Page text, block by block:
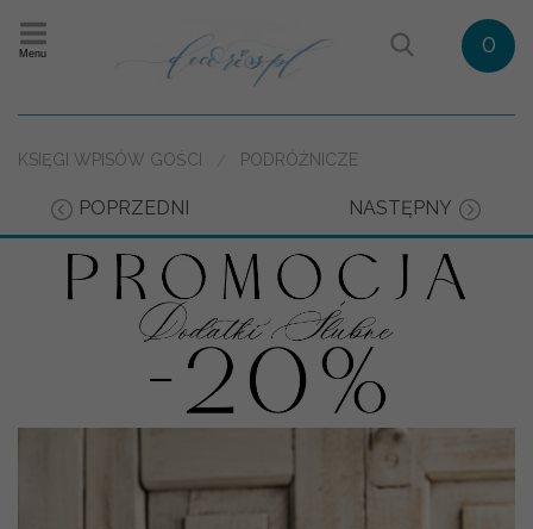
Menu 0
KSIĘGI WPISÓW GOŚCI PODRÓŻNICZE
POPRZEDNI NASTĘPNY